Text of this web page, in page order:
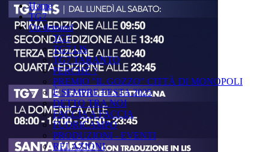
Home
TG7
On demand
TG7
TG7 LIS
TG7 TARANTO
PERCHÉ ?
PREMIO "IL GOZZO" CITTÀ DI MONOPOLI
È SEMPRE FESTA 2025
DETTO TRA NOI
FACCIA A FACCIA
FUORICAMPO
PRODUZIONI - EVENTI
RELAZIONI